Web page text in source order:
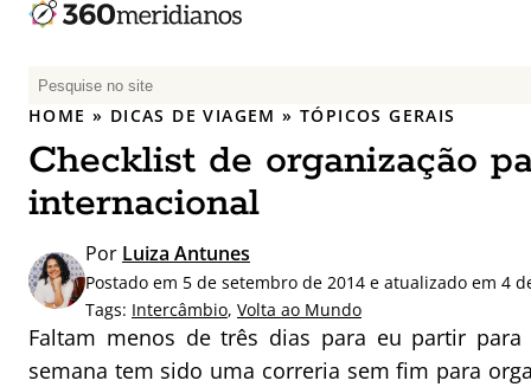
P
e
q
u
i
a
r
p
o
HOME » DICAS DE VIAGEM »TÓPICOS GERAIS
Checklist de organização
internacional
Por Luiza Antunes
Postado em 5 de setembro de 2014 e atualizado em 4
Tags: Intercâmbio, Volta ao Mundo
Faltam menos de três dias para eu partir para
semana tem sido uma correria sem fim para